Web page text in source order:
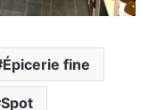
Épicerie fine
Spot